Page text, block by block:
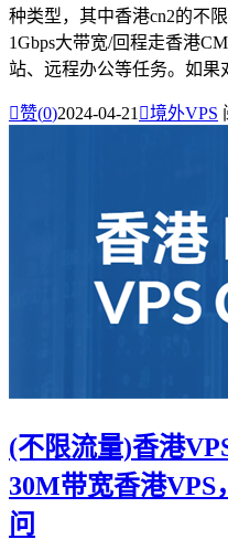
种类型，其中香港cn2的不
1Gbps大带宽/回程走香港
站、远程办公等任务。如果
赞(0)2024-04-21 境外VPS
(不限流量)香港
30M带宽香港VPS
问